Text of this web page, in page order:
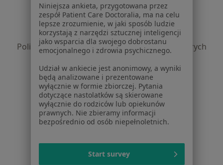
Regulamin
Polityka prywatności pacjentów
Polityka prywatności profesjonalistów
Polityka prywatności dla profesjonalistów, których
dane pozyskaliśmy samodzielnie
Polityka cookies
Jak działają wyniki wyszukiwania
Dostępność
O nas
Praca Rekrutujemy!
Partnerzy
Centrum prasowe
Kontakt
Niniejsza ankieta, przygotowana przez
zespół Patient Care Doctoralia, ma na celu
lepsze zrozumienie, w jaki sposób ludzie
korzystają z narzędzi sztucznej inteligencji
jako wsparcia dla swojego dobrostanu
emocjonalnego i zdrowia psychicznego.
Udział w ankiecie jest anonimowy, a wyniki
będą analizowane i prezentowane
wyłącznie w formie zbiorczej. Pytania
dotyczące nastolatków są skierowane
wyłącznie do rodziców lub opiekunów
prawnych. Nie zbieramy informacji
bezpośrednio od osób niepełnoletnich.
Start survey